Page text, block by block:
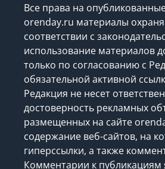
Все права на
orenday.ru материалы
соответствии с
использование материалов
только по согласованию с
обязательной активной
Редакция не несет
достоверность рекламных
размещенных на сайте
содержание веб-сайтов, на
гиперссылки, а также
Комментарии к публикациям